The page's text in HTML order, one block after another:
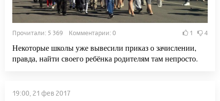
Прочитали: 5 369 Комментарии: 0 1 4
Некоторые школы уже вывесили приказ о зачислении,
правда, найти своего ребёнка родителям там непросто.
19:00, 21 фев 2017